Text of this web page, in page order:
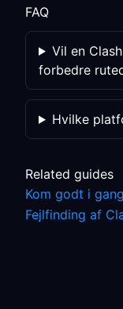
FAQ
Vil en
forbedre
Hvilke
Related guides
Kom godt i
Fejlfinding af